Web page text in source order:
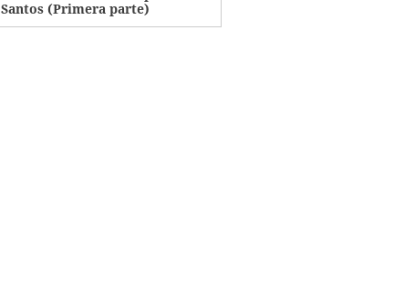
Santos (Primera parte)